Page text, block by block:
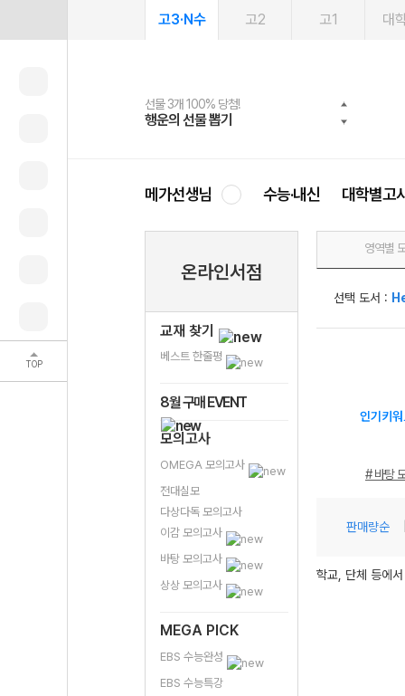
TOP
고3·N수 고2 고1 대
선물 3개 100% 당첨!
행운의 선물 뽑기
선물 100% 증정!
메가스터디 X 올리브
여름방학 스터디 캐시백
메가런 썸머스쿨
2027 러셀 단과
강사 공개선발
스마트러닝앱
설문 EVENT
메가패스
3일 무료 체험권
메가패스 수강생 무료혜택!
메가클럽 멤버십
사회공헌 캠페인
희망이룸 메가나눔
메가선생님 수능·내신 대학별고
온라인서점
교재 찾기
베스트 한줄평
8월 구매 EVENT
모의고사
OMEGA 모의고사
전대실모
다상다독 모의고사
이감 모의고사
바탕 모의고사
상상 모의고사
MEGA PICK
EBS 수능완성
EBS 수능특강
영역별
선택 도서 :
인기키
# 바탕
판매량순
학교, 단체 등에